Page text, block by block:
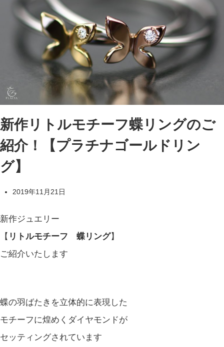
新作リトルモチーフ蝶リングのご
紹介！【プラチナゴールドリン
グ】
2019年11月21日
新作ジュエリー
【 リトルモチーフ 蝶リング】
ご紹介いたします
蝶の羽ばたきを立体的に表現した
モチーフに煌めくダイヤモンドが
セッティングされています